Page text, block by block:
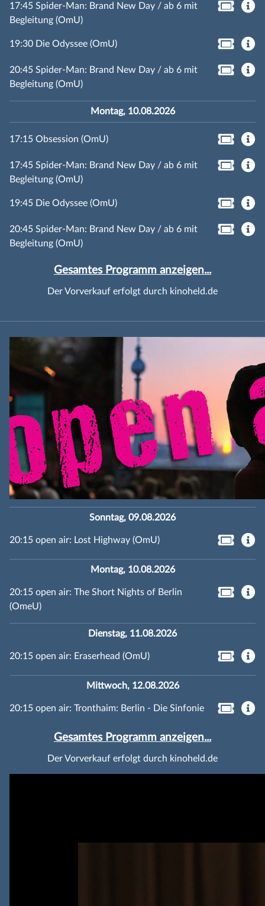
17:45 Spider-Man: Brand New Day / ab 6 mit
Begleitung (OmU)
19:30 Die Odyssee (OmU)
20:45 Spider-Man: Brand New Day / ab 6 mit
Begleitung (OmU)
Montag, 10.08.2026
17:15 Obsession (OmU)
17:45 Spider-Man: Brand New Day / ab 6 mit
Begleitung (OmU)
19:45 Die Odyssee (OmU)
20:45 Spider-Man: Brand New Day / ab 6 mit
Begleitung (OmU)
Gesamtes Programm anzeigen...
Der Vorverkauf erfolgt durch kinoheld.de
Sonntag, 09.08.2026
20:15 open air: Lost Highway (OmU)
Montag, 10.08.2026
20:15 open air: The Short Nights of Berlin
(OmeU)
Dienstag, 11.08.2026
20:15 open air: Eraserhead (OmU)
Mittwoch, 12.08.2026
20:15 open air: Tronthaim: Berlin - Die Sinfonie
Gesamtes Programm anzeigen...
Der Vorverkauf erfolgt durch kinoheld.de